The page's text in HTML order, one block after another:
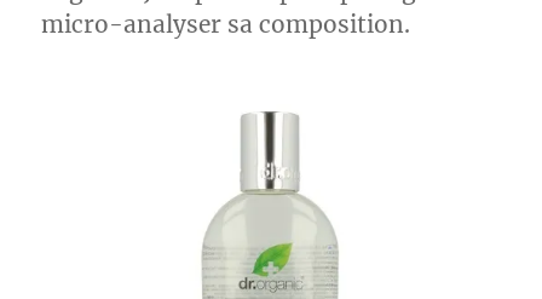
micro-analyser sa composition.